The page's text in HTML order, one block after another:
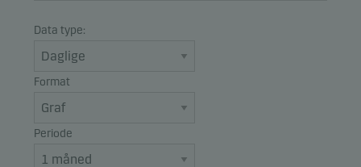
Data type:
Format
Periode